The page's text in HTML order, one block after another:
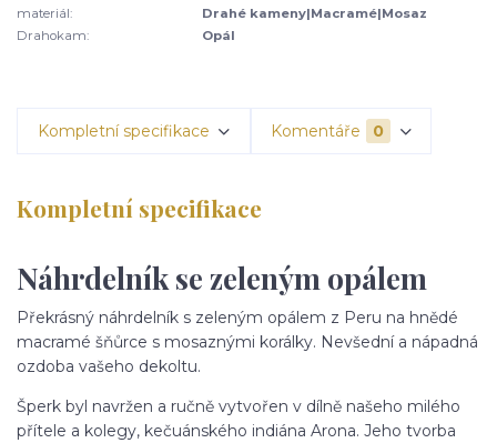
materiál:
Drahé kameny|Macramé|Mosaz
Drahokam:
Opál
Kompletní specifikace Komentáře 0
Kompletní specifikace
Náhrdelník se zeleným opálem
Překrásný náhrdelník s zeleným opálem z Peru na hnědé
macramé šňůrce s mosaznými korálky. Nevšední a nápadná
ozdoba vašeho dekoltu.
Šperk byl navržen a ručně vytvořen v dílně našeho milého
přítele a kolegy, kečuánského indiána Arona. Jeho tvorba